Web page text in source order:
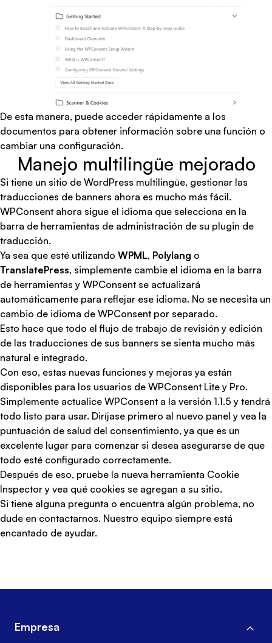
De esta manera, puede acceder rápidamente a los
documentos para obtener información sobre una función o
cambiar una configuración.
Manejo multilingüe mejorado
Si tiene un sitio de WordPress multilingüe, gestionar las
traducciones de banners ahora es mucho más fácil.
WPConsent ahora sigue el idioma que selecciona en la
barra de herramientas de administración de su plugin de
traducción.
Ya sea que esté utilizando WPML, Polylang o
TranslatePress, simplemente cambie el idioma en la barra
de herramientas y WPConsent se actualizará
automáticamente para reflejar ese idioma. No se necesita un
cambio de idioma de WPConsent por separado.
Esto hace que todo el flujo de trabajo de revisión y edición
de las traducciones de sus banners se sienta mucho más
natural e integrado.
Con eso, estas nuevas funciones y mejoras ya están
disponibles para los usuarios de WPConsent Lite y Pro.
Simplemente actualice WPConsent a la versión 1.1.5 y tendrá
todo listo para usar. Diríjase primero al nuevo panel y vea la
puntuación de salud del consentimiento, ya que es un
excelente lugar para comenzar si desea asegurarse de que
todo esté configurado correctamente.
Después de eso, pruebe la nueva herramienta Cookie
Inspector y vea qué cookies se agregan a su sitio.
Si tiene alguna pregunta o encuentra algún problema, no
dude en contactarnos. Nuestro equipo siempre está
encantado de ayudar.
Empresa